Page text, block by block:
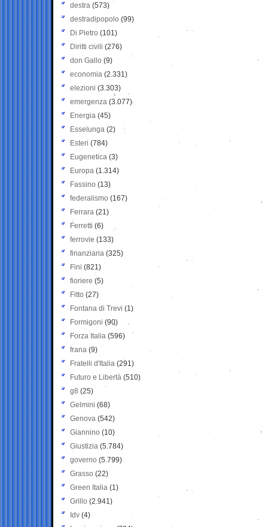
destra (573)
destradipopolo (99)
Di Pietro (101)
Diritti civili (276)
don Gallo (9)
economia (2.331)
elezioni (3.303)
emergenza (3.077)
Energia (45)
Esselunga (2)
Esteri (784)
Eugenetica (3)
Europa (1.314)
Fassino (13)
federalismo (167)
Ferrara (21)
Ferretti (6)
ferrovie (133)
finanziaria (325)
Fini (821)
fioriere (5)
Fitto (27)
Fontana di Trevi (1)
Formigoni (90)
Forza Italia (596)
frana (9)
Fratelli d'Italia (291)
Futuro e Libertà (510)
g8 (25)
Gelmini (68)
Genova (542)
Giannino (10)
Giustizia (5.784)
governo (5.799)
Grasso (22)
Green Italia (1)
Grillo (2.941)
Idv (4)